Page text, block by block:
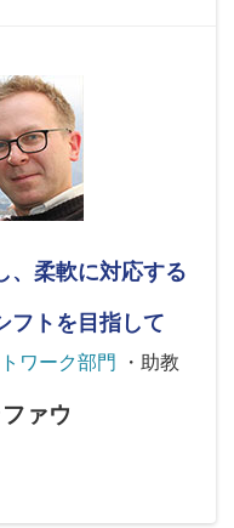
、柔軟に対応する
フトを目指して
ワーク部門 ・助教
ァウ